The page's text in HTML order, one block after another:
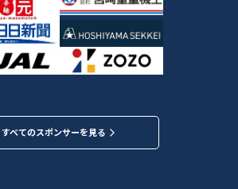
すべてのスポンサーを見る